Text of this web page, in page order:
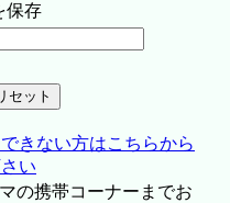
保存
きない方はこちらから
い
の携帯コーナーまでお